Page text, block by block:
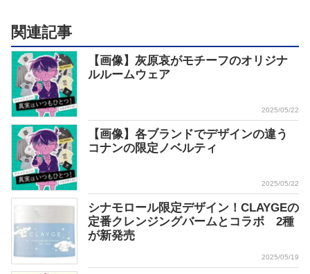
関連記事
【画像】灰原哀がモチーフのオリジナ
ルルームウェア
2025/05/22
【画像】各ブランドでデザインの違う
コナンの限定ノベルティ
2025/05/22
シナモロール限定デザイン！CLAYGEの
定番クレンジングバームとコラボ 2種
が新発売
2025/05/19